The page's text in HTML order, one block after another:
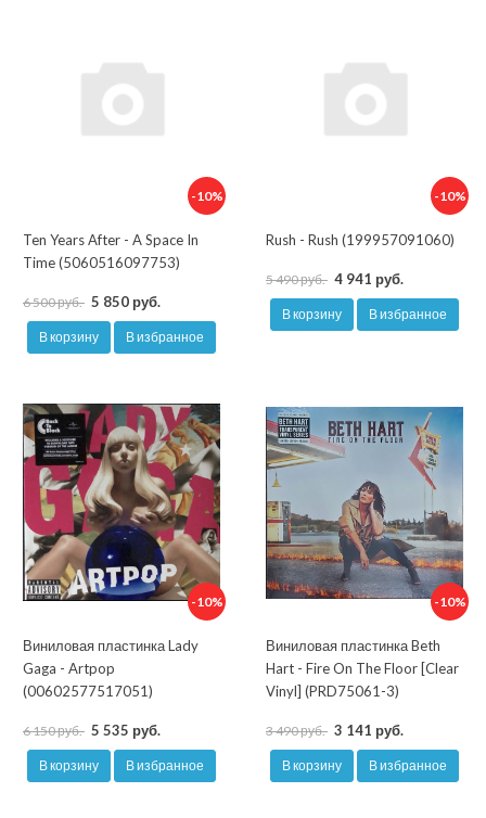
-10%
Ten Years After - A Space In
Time (5060516097753)
6 500 руб. 5 850 руб.
В корзину В избранное
-10%
Rush - Rush (199957091060)
5 490 руб. 4 941 руб.
В корзину В избранное
-10%
Виниловая пластинка Lady
Gaga - Artpop
(00602577517051)
6 150 руб. 5 535 руб.
В корзину В избранное
-10%
Виниловая пластинка Beth
Hart - Fire On The Floor [Clear
Vinyl] (PRD75061-3)
3 490 руб. 3 141 руб.
В корзину В избранное